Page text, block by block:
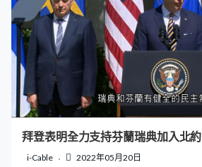
拜登表明全力支持芬蘭瑞典加入北約
i-Cable 2022年05月20日